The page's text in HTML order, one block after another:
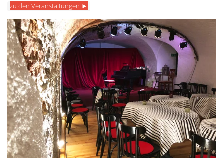
zu den Veranstaltungen ►